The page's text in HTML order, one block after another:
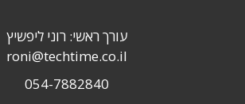
עורך ראשי: רוני ליפשיץ
roni@techtime.co.il
054-7882840